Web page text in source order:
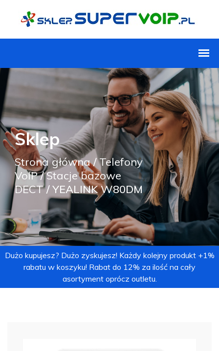
Sklep
Strona główna/Telefony
VoIP/Stacje bazowe
DECT/ YEALINK W80DM
Dużo kupujesz? Dużo zyskujesz! Każdy kolejny produkt +1%
rabatu w koszyku! Rabat do 12% za ilość na cały
asortyment oprócz outletu.